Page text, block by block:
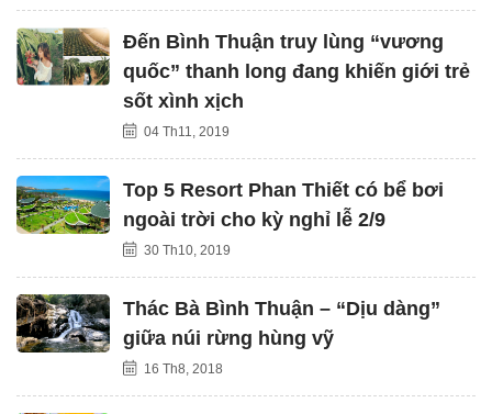
Đến Bình Thuận truy lùng “vương
quốc” thanh long đang khiến giới trẻ
sốt xình xịch
04 Th11, 2019
Top 5 Resort Phan Thiết có bể bơi
ngoài trời cho kỳ nghỉ lễ 2/9
30 Th10, 2019
Thác Bà Bình Thuận – “Dịu dàng”
giữa núi rừng hùng vỹ
16 Th8, 2018